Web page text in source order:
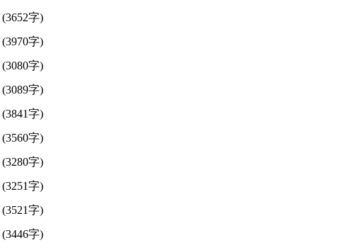
(3652字)
(3970字)
(3080字)
(3089字)
(3841字)
(3560字)
(3280字)
(3251字)
(3521字)
(3446字)